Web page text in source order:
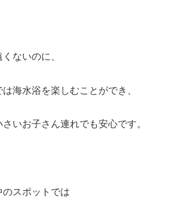
ないのに、
海水浴を楽しむことができ、
いお子さん連れでも安心です。
のスポットでは